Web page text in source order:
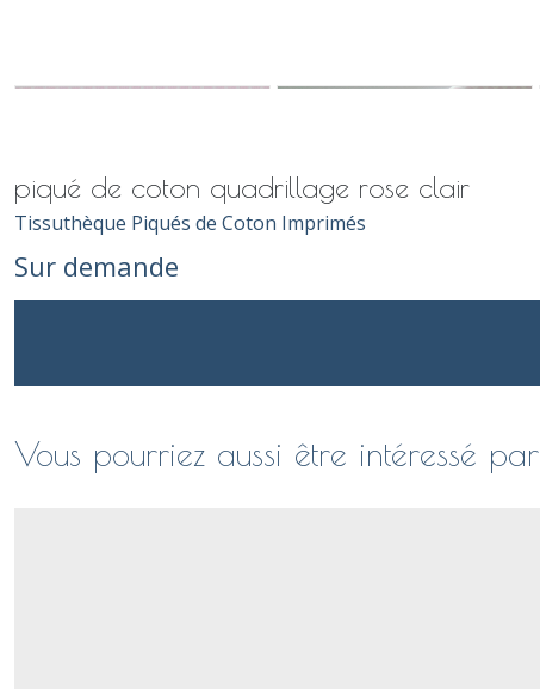
piqué de coton quadrillage rose clair
Tissuthèque Piqués de Coton Imprimés
Sur demande
Vous pourriez aussi être intéressé par